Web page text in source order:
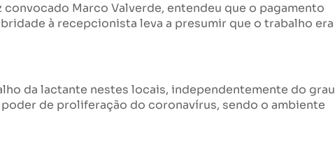
Marco Valverde, entendeu que o pagamento
à recepcionista leva a presumir que o trabalho era
da lactante nestes locais, independentemente do grau
de proliferação do coronavírus, sendo o ambiente